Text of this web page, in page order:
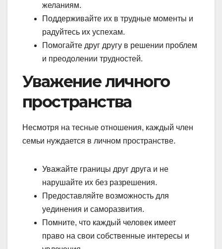
желаниям.
Поддерживайте их в трудные моменты и
радуйтесь их успехам.
Помогайте друг другу в решении проблем
и преодолении трудностей.
Уважение личного
пространства
Несмотря на тесные отношения, каждый член
семьи нуждается в личном пространстве.
Уважайте границы друг друга и не
нарушайте их без разрешения.
Предоставляйте возможность для
уединения и саморазвития.
Помните, что каждый человек имеет
право на свои собственные интересы и